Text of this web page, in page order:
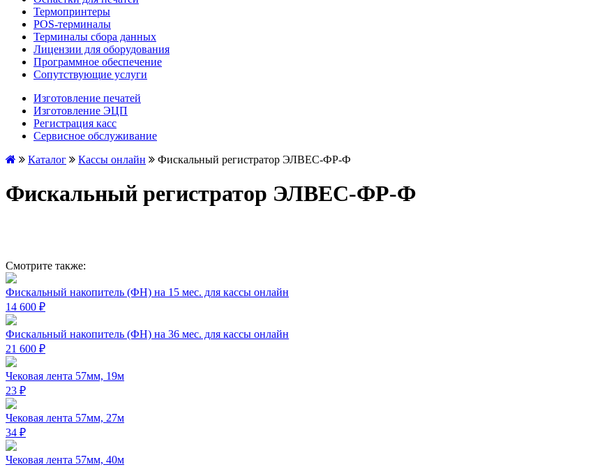
Термопринтеры
POS-терминалы
Терминалы сбора данных
Лицензии для оборудования
Программное обеспечение
Сопутствующие услуги
Изготовление печатей
Изготовление ЭЦП
Регистрация касс
Сервисное обслуживание
Каталог
Кассы онлайн Фискальный регистратор ЭЛВЕС-ФР-Ф
Фискальный регистратор ЭЛВЕС-ФР-Ф
Смотрите также:
Фискальный накопитель (ФН) на 15 мес. для кассы онлайн
14 600 ₽
Фискальный накопитель (ФН) на 36 мес. для кассы онлайн
21 600 ₽
Чековая лента 57мм, 19м
23 ₽
Чековая лента 57мм, 27м
34 ₽
Чековая лента 57мм, 40м